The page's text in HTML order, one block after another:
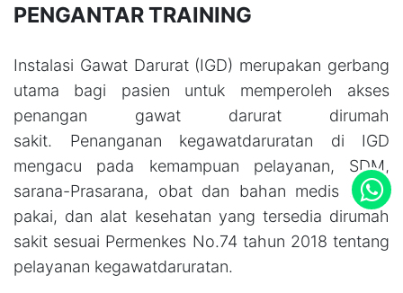
PENGANTAR TRAINING
Instalasi Gawat Darurat (IGD) merupakan gerbang
utama bagi pasien untuk memperoleh akses
penangan gawat darurat dirumah
sakit. Penanganan kegawatdaruratan di IGD
mengacu pada kemampuan pelayanan, SDM,
sarana-Prasarana, obat dan bahan medis habis
pakai, dan alat kesehatan yang tersedia dirumah
sakit sesuai Permenkes No.74 tahun 2018 tentang
pelayanan kegawatdaruratan.